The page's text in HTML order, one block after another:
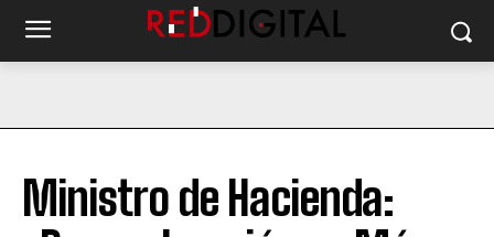
Ministro de Hacienda: